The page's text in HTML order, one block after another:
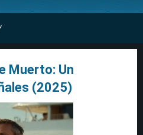
Muerto: Un
(2025)